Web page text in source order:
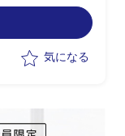
整理およびアー
おける構想整理
気になる